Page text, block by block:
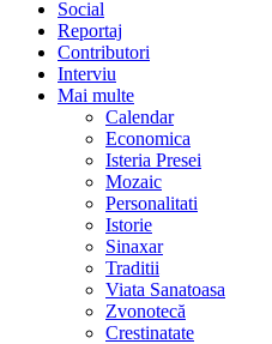
Social
Reportaj
Contributori
Interviu
Mai multe
Calendar
Economica
Isteria Presei
Mozaic
Personalitati
Istorie
Sinaxar
Traditii
Viata Sanatoasa
Zvonotecă
Crestinatate